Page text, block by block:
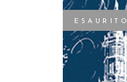
ESAURITO